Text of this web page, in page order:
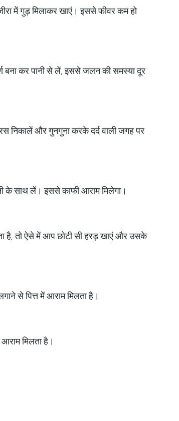
में गुड़ मिलाकर खाएं। इससे फीवर कम हो
बना कर पानी से लें, इससे जलन की समस्या दूर
निकालें और गुनगुना करके दर्द वाली जगह पर
के साथ लें। इससे काफी आराम मिलेगा।
है, तो ऐसे में आप छोटी सी हरड़ खाएं और उसके
से पित्त में आराम मिलता है।
मिलता है।